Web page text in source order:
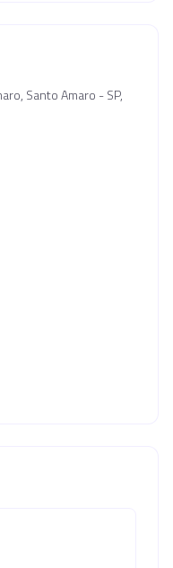
Santo Amaro - SP,